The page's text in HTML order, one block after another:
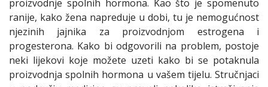
proizvodnje spolnih hormona. Kao što je spomenuto
ranije, kako žena napreduje u dobi, tu je nemogućnost
njezinih jajnika za proizvodnjom estrogena i
progesterona. Kako bi odgovorili na problem, postoje
neki lijekovi koje možete uzeti kako bi se potaknula
proizvodnja spolnih hormona u vašem tijelu. Stručnjaci